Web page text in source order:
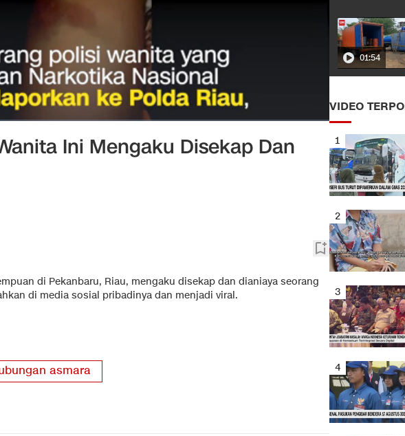
Ini Mengaku Disekap Dan
di Pekanbaru, Riau, mengaku disekap dan dianiaya seorang
di media sosial pribadinya dan menjadi viral.
asmara
01:54
VIDEO
1
2
3
4